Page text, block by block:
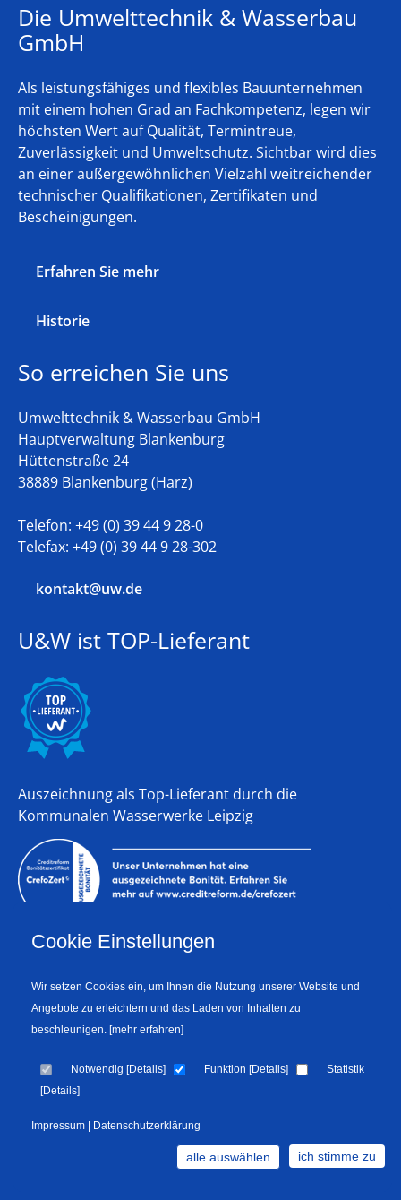
Die Umwelttechnik & Wasserbau
GmbH
Als leistungsfähiges und flexibles Bauunternehmen
mit einem hohen Grad an Fachkompetenz, legen wir
höchsten Wert auf Qualität, Termintreue,
Zuverlässigkeit und Umweltschutz. Sichtbar wird dies
an einer außergewöhnlichen Vielzahl weitreichender
technischer Qualifikationen, Zertifikaten und
Bescheinigungen.
Erfahren Sie mehr
Historie
So erreichen Sie uns
Umwelttechnik & Wasserbau GmbH
Hauptverwaltung Blankenburg
Hüttenstraße 24
38889 Blankenburg (Harz)
Telefon: +49 (0) 39 44 9 28-0
Telefax: +49 (0) 39 44 9 28-302
kontakt@uw.de
U&W ist TOP-Lieferant
Auszeichnung als Top-Lieferant durch die
Kommunalen Wasserwerke Leipzig
Zertifikat für unsere Nachhaltigkeitsleistung und
Engagement für unternehmerische
Gesellschaftsverantwortung
©2026 Umwelttechnik & Wasserbau GmbH
Kontakt
Cookie Einstellungen
Wir setzen Cookies ein, um Ihnen die Nutzung unserer Website und
Angebote zu erleichtern und das Laden von Inhalten zu
beschleunigen. [mehr erfahren]
Notwendig [Details] Funktion [Details]
Statistik
[Details]
Impressum| Datenschutzerklärung
ich stimme zu
alle auswählen